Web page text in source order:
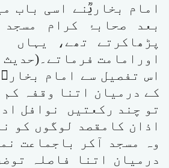
امام بخاریؒنے اسی باب
بعد صحابۂ کرام
پڑھاکرتے تھے،
اورامامت فرماتے۔(حدیث
اس تفصیل سے امام
کے درمیان اتنا وقفہ
تو چند رکعتیں نوافل
اذان کامقصد لوگوں کو
وہ مسجد آکر باجماعت
درمیان اتنا فاصلہ